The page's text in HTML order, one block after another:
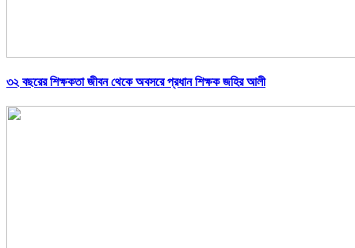
৩২ বছরের শিক্ষকতা জীবন থেকে অবসরে প্রধান শিক্ষক জহির আলী